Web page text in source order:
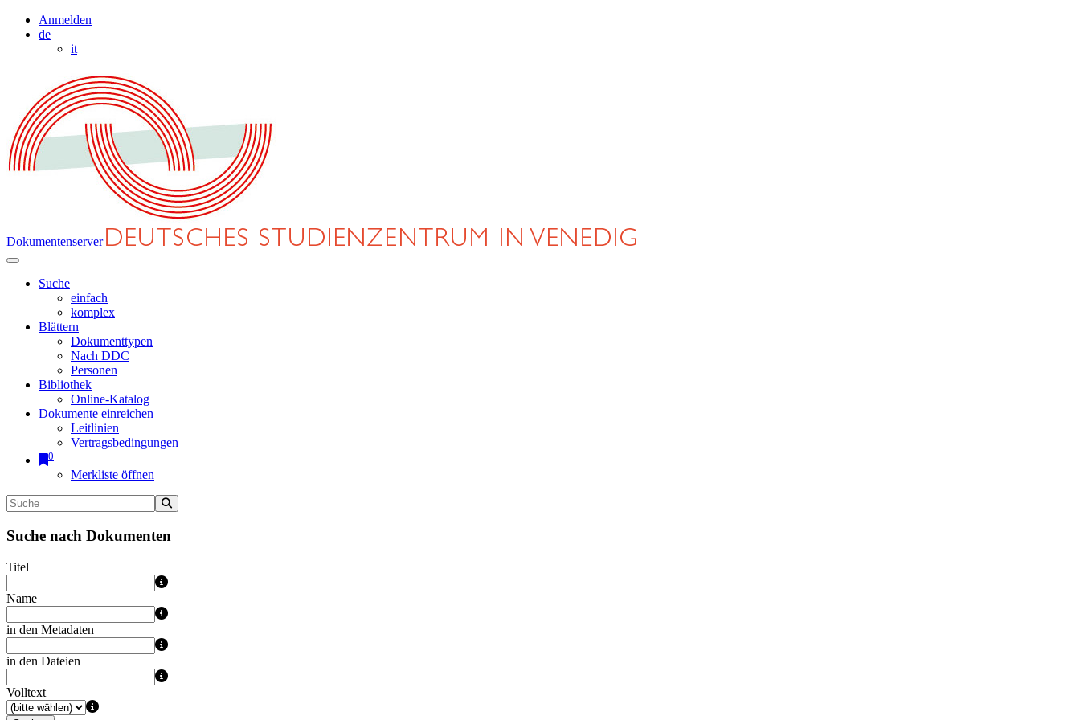
Anmelden
de
it
Dokumentenserver
Suche
einfach
komplex
Blättern
Dokumenttypen
Nach DDC
Personen
Bibliothek
Online-Katalog
Dokumente einreichen
Leitlinien
Vertragsbedingungen
0
Merkliste öffnen
Suche nach Dokumenten
Titel
Name
in den Metadaten
in den Dateien
Volltext